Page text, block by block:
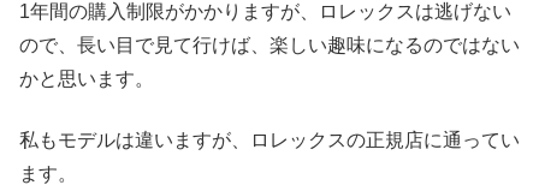
1年間の購入制限がかかりますが、ロレックスは逃げない
ので、長い目で見て行けば、楽しい趣味になるのではない
かと思います。
私もモデルは違いますが、ロレックスの正規店に通ってい
ます。